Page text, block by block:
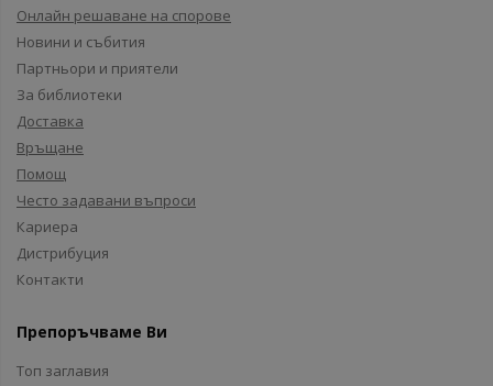
Онлайн решаване на спорове
Новини и събития
Партньори и приятели
За библиотеки
Доставка
Връщане
Помощ
Често задавани въпроси
Кариера
Дистрибуция
Контакти
Препоръчваме Ви
Топ заглавия